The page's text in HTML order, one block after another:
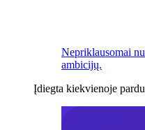
Nepriklausomai
ambicijų.
Įdiegta kiekvienoje